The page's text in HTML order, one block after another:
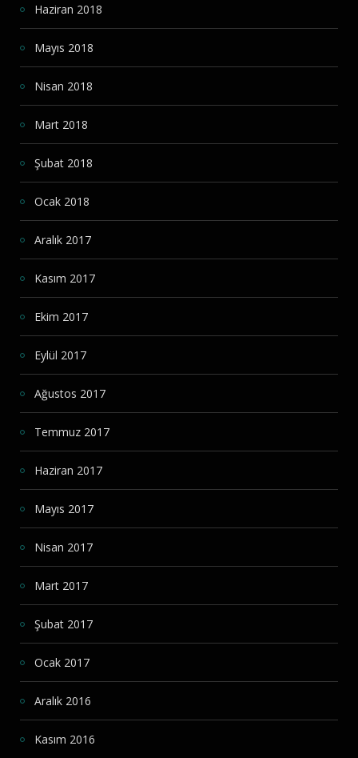
Haziran 2018
Mayıs 2018
Nisan 2018
Mart 2018
Şubat 2018
Ocak 2018
Aralık 2017
Kasım 2017
Ekim 2017
Eylül 2017
Ağustos 2017
Temmuz 2017
Haziran 2017
Mayıs 2017
Nisan 2017
Mart 2017
Şubat 2017
Ocak 2017
Aralık 2016
Kasım 2016